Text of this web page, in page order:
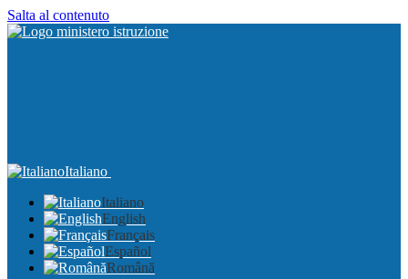
Salta al contenuto
Italiano
Italiano
English
Français
Español
Română